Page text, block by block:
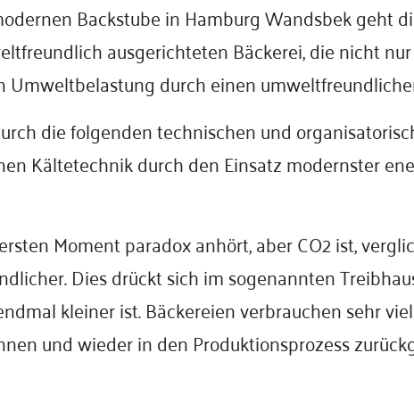
Backstube in Hamburg Wandsbek
ausgerichteten Bäckerei, die nicht
Umweltbelastung durch einen
die folgenden technischen und
Kältetechnik durch den Einsatz modernster
Moment paradox anhört, aber CO2 ist,
Dies drückt sich im sogenannten
kleiner ist. Bäckereien verbrauchen sehr
und wieder in den Produktionsprozess